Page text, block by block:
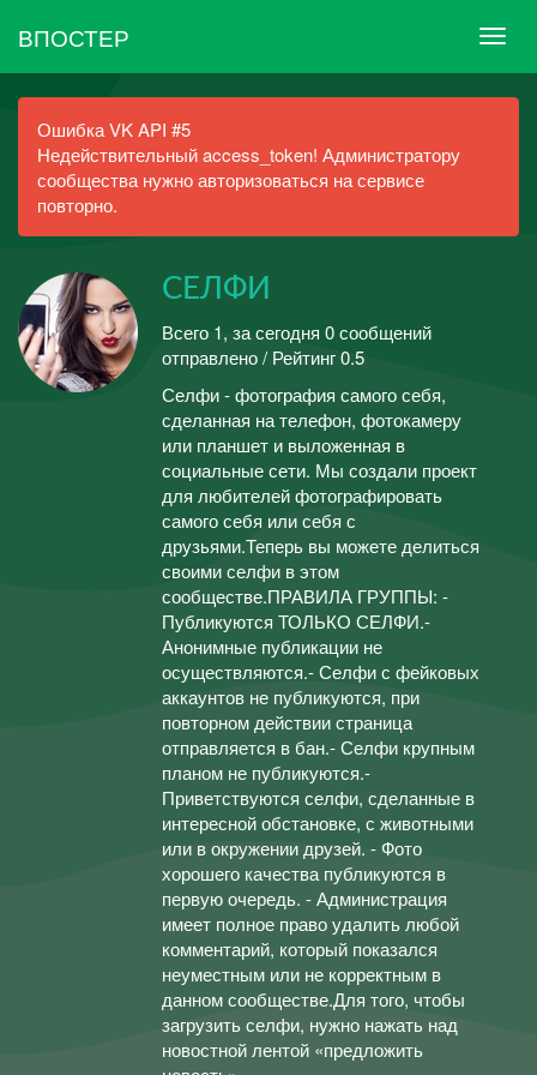
ВПОСТЕР
Ошибка VK API #5
Недействительный access_token! Администратору
сообщества нужно авторизоваться на сервисе
повторно.
СЕЛФИ
Всего 1, за сегодня 0 сообщений
отправлено / Рейтинг 0.5
Селфи - фотография самого себя,
сделанная на телефон, фотокамеру
или планшет и выложенная в
социальные сети. Мы создали проект
для любителей фотографировать
самого себя или себя с
друзьями.Теперь вы можете делиться
своими селфи в этом
сообществе.ПРАВИЛА ГРУППЫ: -
Публикуются ТОЛЬКО СЕЛФИ.-
Анонимные публикации не
осуществляются.- Селфи с фейковых
аккаунтов не публикуются, при
повторном действии страница
отправляется в бан.- Селфи крупным
планом не публикуются.-
Приветствуются селфи, сделанные в
интересной обстановке, с животными
или в окружении друзей. - Фото
хорошего качества публикуются в
первую очередь. - Администрация
имеет полное право удалить любой
комментарий, который показался
неуместным или не корректным в
данном сообществе.Для того, чтобы
загрузить селфи, нужно нажать над
новостной лентой «предложить